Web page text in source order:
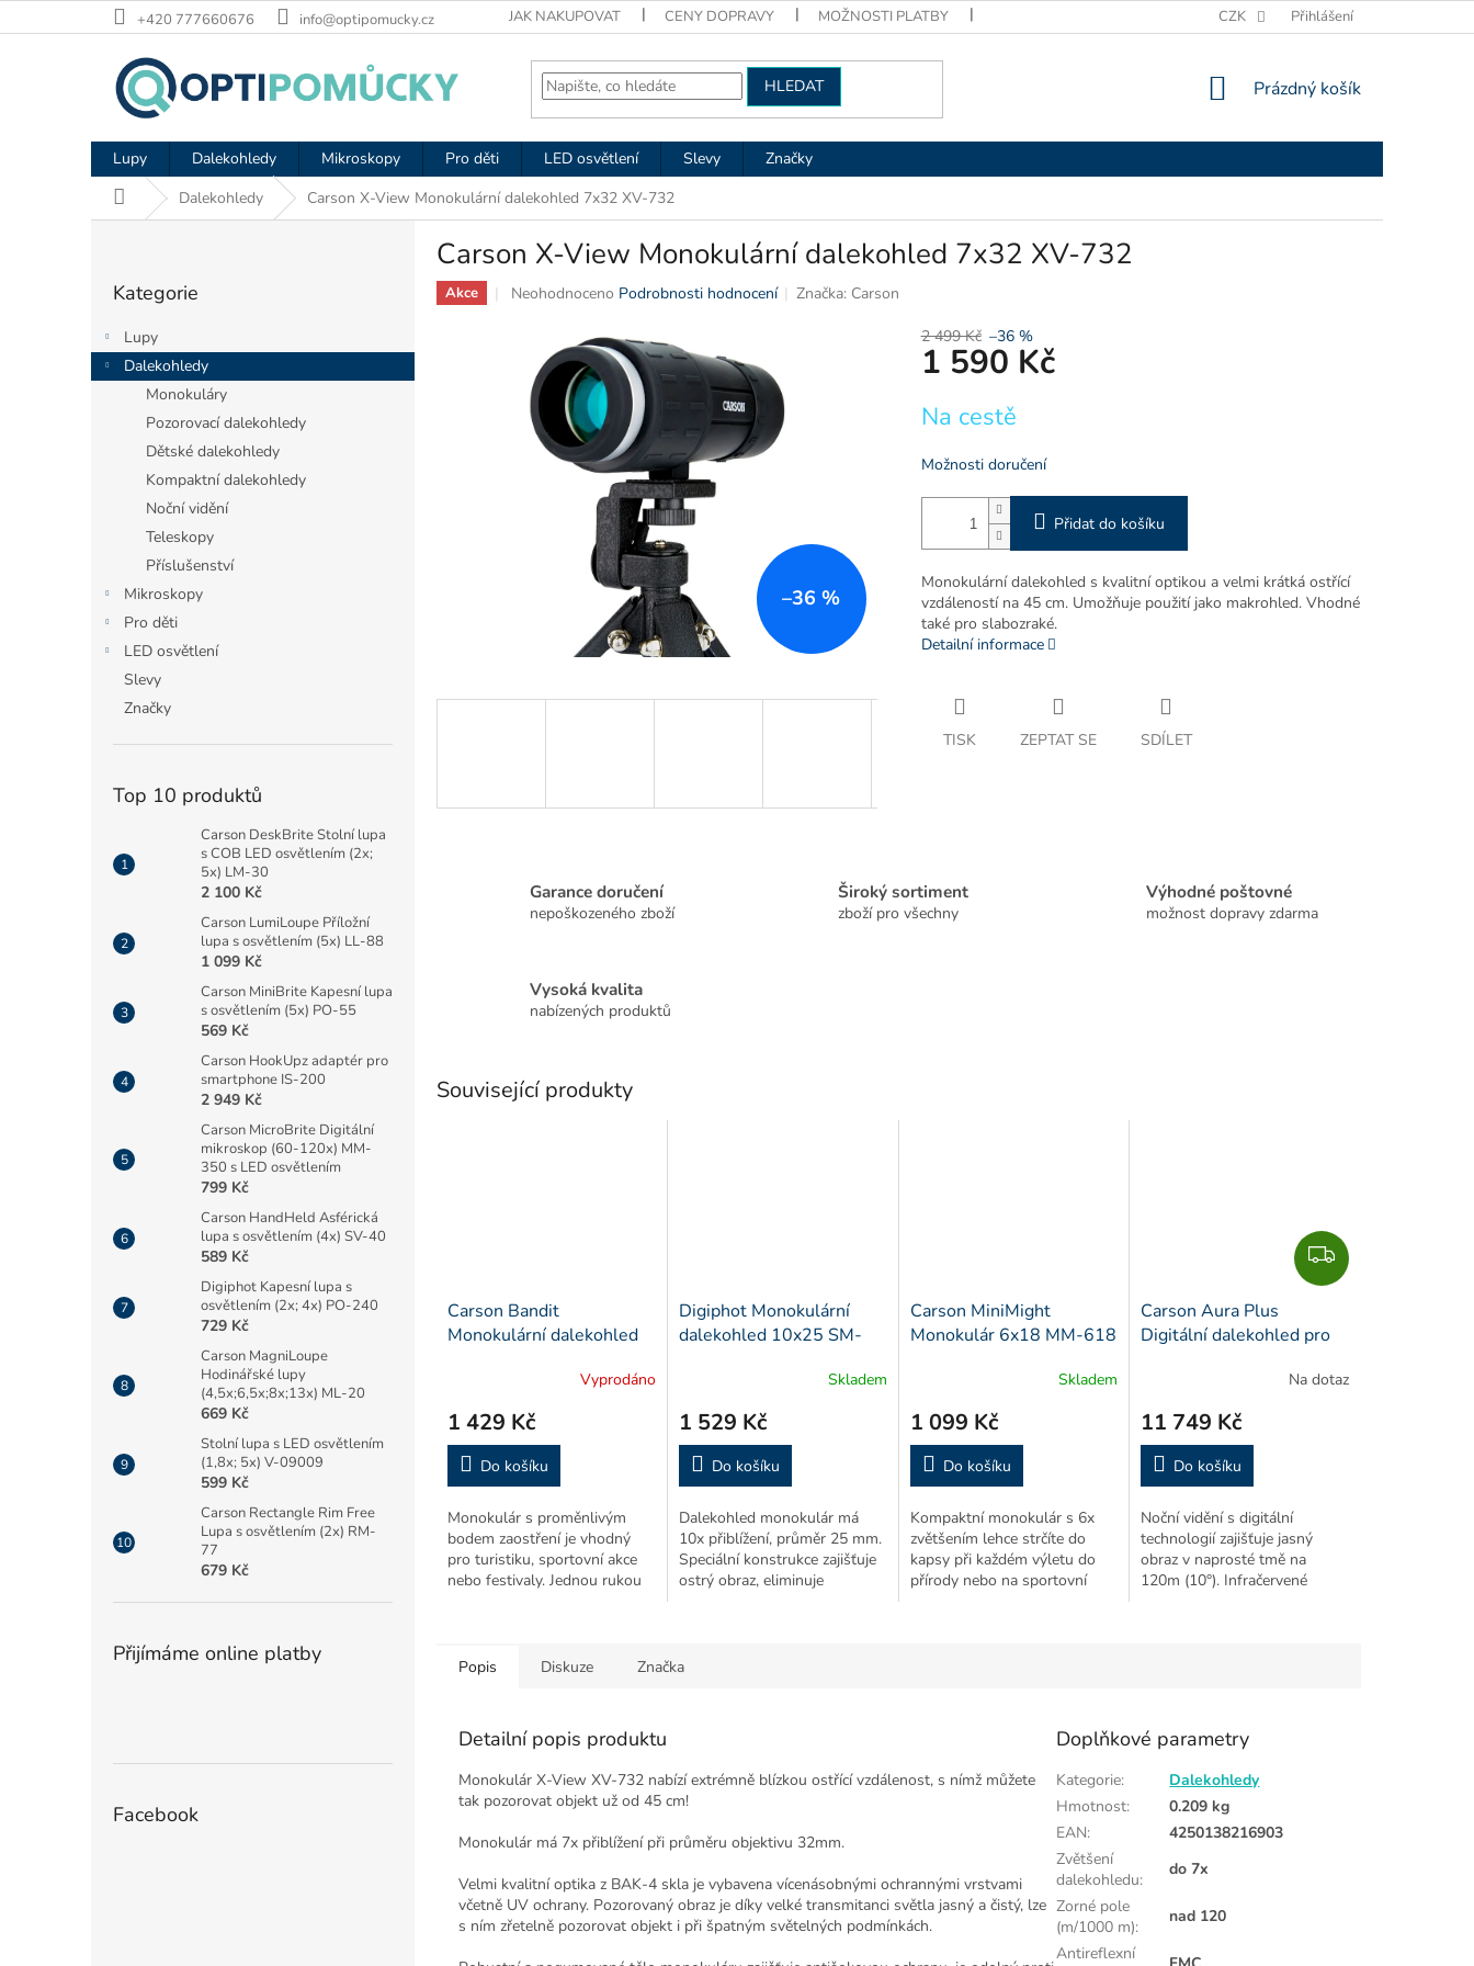
na
+420 777660676 info@optipomucky.cz JAK NAKUPOVAT CENY DOPRAVY MOŽNOSTI PLATBY PODMÍNKY OCHRANY OSOBNÍCH ÚDAJŮ
CZK Přihlášení
HLEDAT
NÁKUPNÍ
Prázdný košík
Lupy Dalekohledy Mikroskopy Pro děti LED osvětlení Slevy
Značky
Domů Dalekohledy Carson X-View Monokulární dalekohled 7x32 XV-732
a
n
kategorie
Kategorie
Lupy
Dalekohledy
Monokuláry
Pozorovací dalekohledy
Dětské dalekohledy
Kompaktní dalekohledy
Noční vidění
Teleskopy
Příslušenství
Mikroskopy
Pro děti
LED osvětlení
Slevy
Značky
Top 10 produktů
Carson DeskBrite Stolní lupa
s COB LED osvětlením (2x;
5x) LM-30
2 100 Kč
Carson LumiLoupe Příložní
lupa s osvětlením (5x) LL-88
1 099 Kč
Carson MiniBrite Kapesní lupa
s osvětlením (5x) PO-55
569 Kč
Carson HookUpz adaptér pro
smartphone IS-200
2 949 Kč
Carson MicroBrite Digitální
mikroskop (60-120x) MM-
350 s LED osvětlením
799 Kč
Carson HandHeld Asférická
lupa s osvětlením (4x) SV-40
589 Kč
Digiphot Kapesní lupa s
osvětlením (2x; 4x) PO-240
729 Kč
Carson MagniLoupe
Hodinářské lupy
(4,5x;6,5x;8x;13x) ML-20
669 Kč
Stolní lupa s LED osvětlením
(1,8x; 5x) V-09009
599 Kč
Carson Rectangle Rim Free
Lupa s osvětlením (2x) RM-
77
679 Kč
Přijímáme online platby
Facebook
Carson X-View Monokulární dalekohled 7x32 XV-732
Akce
Průměrné
hvězdiček.
Neohodnoceno Podrobnosti hodnocení Značka: Carson
–36 %
2 499 Kč –36 %
1 590 Kč
cena:
Na cestě
Možnosti doručení
Přidat do košíku
Monokulární dalekohled s kvalitní optikou a velmi krátká ostřící
vzdáleností na 45 cm. Umožňuje použití jako makrohled. Vhodné
také pro slabozraké.
Detailní informace
TISK ZEPTAT SE SDÍLET
Garance doručení
nepoškozeného zboží
Široký sortiment
zboží pro všechny
Výhodné poštovné
možnost dopravy zdarma
Vysoká kvalita
nabízených produktů
Související produkty
Carson Bandit
Monokulární dalekohled
Vyprodáno
1 429 Kč
Do košíku
Monokulár s proměnlivým
bodem zaostření je vhodný
pro turistiku, sportovní akce
nebo festivaly. Jednou rukou
Digiphot Monokulární
dalekohled 10x25 SM-
Skladem
1 529 Kč
Do košíku
Dalekohled monokulár má
10x přiblížení, průměr 25 mm.
Speciální konstrukce zajišťuje
ostrý obraz, eliminuje
Carson MiniMight
Monokulár 6x18 MM-618
Skladem
1 099 Kč
Do košíku
Kompaktní monokulár s 6x
zvětšením lehce strčíte do
kapsy při každém výletu do
přírody nebo na sportovní
Z
D
A
Carson Aura Plus
Digitální dalekohled pro
Na dotaz
11 749 Kč
Do košíku
Noční vidění s digitální
technologií zajišťuje jasný
obraz v naprosté tmě na
120m (10°). Infračervené
Popis Diskuze Značka
Detailní popis produktu
Monokulár X-View XV-732 nabízí extrémně blízkou ostřící vzdálenost, s nímž můžete
tak pozorovat objekt už od 45 cm!
Monokulár má 7x přiblížení při průměru objektivu 32mm.
Velmi kvalitní optika z BAK-4 skla je vybavena vícenásobnými ochrannými vrstvami
včetně UV ochrany. Pozorovaný obraz je díky velké transmitanci světla jasný a čistý, lze
s ním zřetelně pozorovat objekt i při špatným světelných podmínkách.
Doplňkové parametry
Kategorie:
Dalekohledy
Hmotnost:
0.209 kg
EAN:
4250138216903
Zvětšení
dalekohledu:
do 7x
Zorné pole
(m/1000 m):
nad 120
Antireflexní